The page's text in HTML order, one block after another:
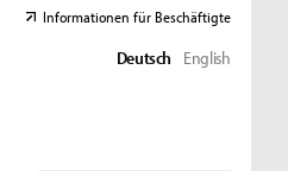
Informationen für Beschäftigte
Deutsch English